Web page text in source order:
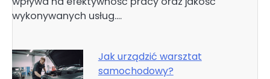
wykonywanych usług.…
Jak urządzić warsztat
samochodowy?